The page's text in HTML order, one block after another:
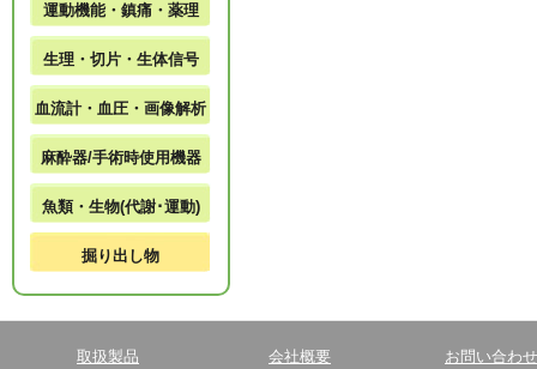
運動機能・鎮痛・薬理
生理・切片・生体信号
血流計・血圧・画像解析
麻酔器/手術時使用機器
魚類・生物(代謝･運動)
掘り出し物
取扱製品 会社概要 お問い合わせ